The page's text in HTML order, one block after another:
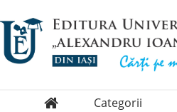
Categorii